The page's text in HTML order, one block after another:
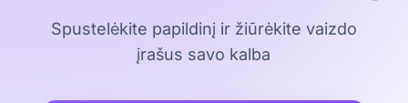
Spustelėkite papildinį ir žiūrėkite vaizdo
įrašus savo kalba